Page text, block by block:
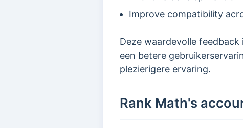
Improve compatibility
Deze waardevolle
een betere
plezierigere ervaring.
Rank Math's